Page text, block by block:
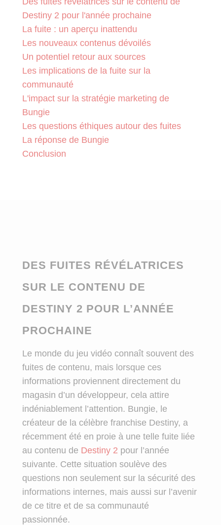
Destiny 2 pour l'année prochaine
La fuite : un aperçu inattendu
Les nouveaux contenus dévoilés
Un potentiel retour aux sources
Les implications de la fuite sur la
communauté
L'impact sur la stratégie marketing de
Bungie
Les questions éthiques autour des fuites
La réponse de Bungie
Conclusion
DES FUITES RÉVÉLATRICES
SUR LE CONTENU DE
DESTINY 2 POUR L’ANNÉE
PROCHAINE
Le monde du jeu vidéo connaît souvent des
fuites de contenu, mais lorsque ces
informations proviennent directement du
magasin d’un développeur, cela attire
indéniablement l’attention. Bungie, le
créateur de la célèbre franchise Destiny, a
récemment été en proie à une telle fuite liée
au contenu de Destiny 2 pour l’année
suivante. Cette situation soulève des
questions non seulement sur la sécurité des
informations internes, mais aussi sur l’avenir
de ce titre et de sa communauté
passionnée.